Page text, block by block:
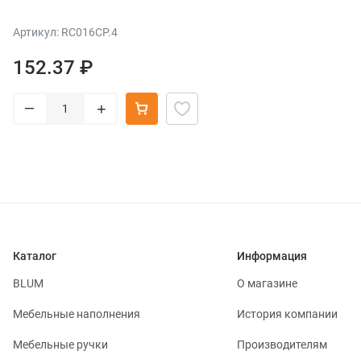
Артикул: RC016CP.4
152.37 ₽
– +
Каталог
BLUM
Мебельные наполнения
Мебельные ручки
Информация
О магазине
История компании
Производителям